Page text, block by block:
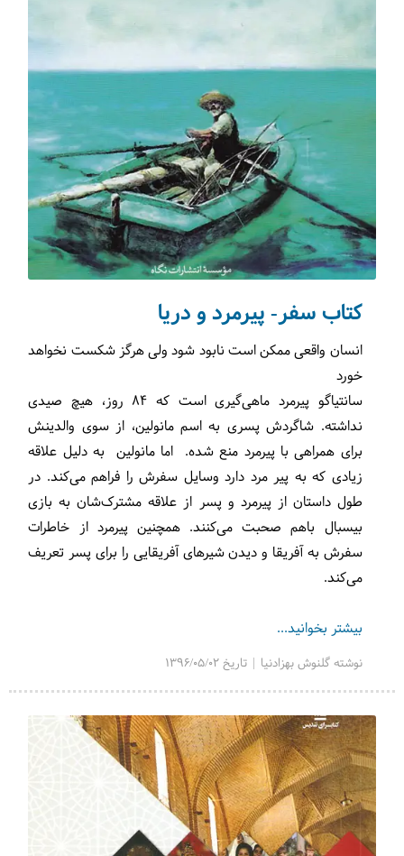
صنایع دستی
حیات وحش
تورهای ورودی
استانبول(193)
کتاب سفر- پیرمرد و دریا
انسان واقعی ممکن است نابود شود ولی هرگز شکست نخواهد
خورد
سانتیاگو پیرمرد ماهی‌گیری است که 84 روز، هیچ صیدی
نداشته. شاگردش پسری به اسم مانولین، از سوی والدینش
برای همراهی با پیرمرد منع شده. اما مانولین به دلیل علاقه
زیادی که به پیر مرد دارد وسایل سفرش را فراهم می‌کند. در
طول داستان از پیرمرد و پسر از علاقه مشترک‌شان به بازی
بیسبال باهم صحبت می‌کنند. همچنین پیرمرد از خاطرات
سفرش به آفریقا و دیدن شیرهای آفریقایی را برای پسر تعریف
می‌کند.
بیشتر بخوانید...
نوشته گلنوش بهزادنیا | تاریخ 1396/05/02